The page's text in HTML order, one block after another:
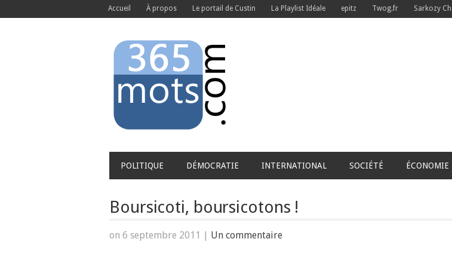
Accueil À propos Le portail de Custin La Playlist Idéale epitz Twog.fr Sarkozy
POLITIQUE DÉMOCRATIE INTERNATIONAL SOCIÉTÉ ÉCONOMIE
Boursicoti, boursicotons !
on 6 septembre 2011 | Un commentaire